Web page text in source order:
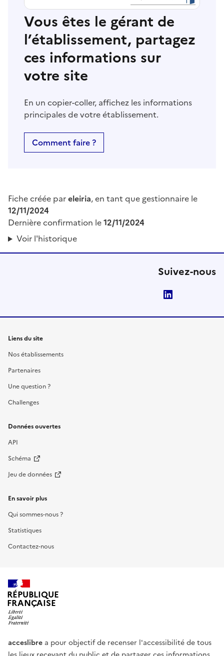
Vous êtes le gérant de
l’établissement, partagez
ces informations sur
votre site
En un copier-coller, affichez les informations
principales de votre établissement.
Comment faire ?
Fiche créée pareleiria, en tant que gestionnaire le
12/11/2024
Dernière confirmation le12/11/2024
Voir l'historique
Suivez-nous
Liens du site
Nos établissements
Partenaires
Une question ?
Challenges
Données ouvertes
API
Schéma
Jeu de données
En savoir plus
Qui sommes-nous ?
Statistiques
Contactez-nous
RÉPUBLIQUE
FRANÇAISE
acceslibre a pour objectif de recenser l'accessibilité de tous